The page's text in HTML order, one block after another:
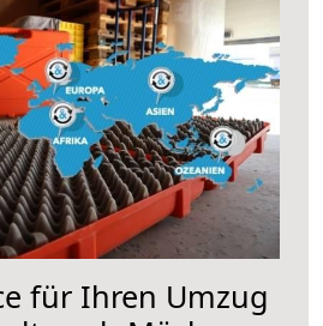
für Ihren Umzug